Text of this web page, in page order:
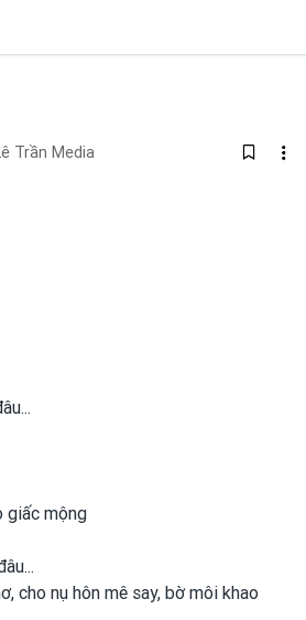
Trần Media
giấc mộng
cho nụ hôn mê say, bờ môi khao